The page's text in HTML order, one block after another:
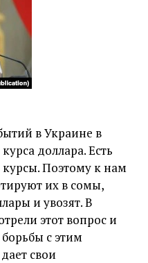
в Украине в
доллара. Есть
Поэтому к нам
их в сомы,
и увозят. В
этот вопрос и
с этим
свои